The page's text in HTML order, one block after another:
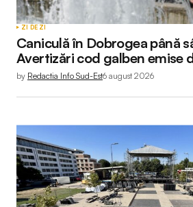
ZI DE ZI
Caniculă în Dobrogea până
Avertizări cod galben emise
by Redactia Info Sud-Est6 august 2026